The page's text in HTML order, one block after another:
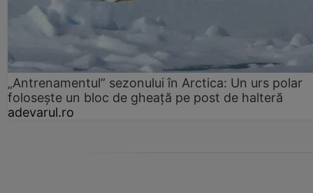
„Antrenamentul” sezonului în Arctica: Un urs polar
folosește un bloc de gheață pe post de halteră
adevarul.ro